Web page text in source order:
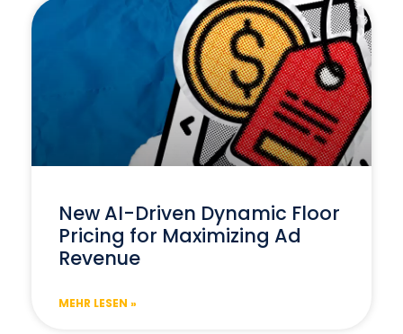
New AI-Driven Dynamic Floor
Pricing for Maximizing Ad
Revenue
MEHR LESEN »